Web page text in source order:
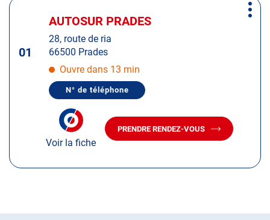
ENTRÉE
01
Centre
:
AUTOSUR PRADES
28, route de ria
66500 Prades
Ouvre dans 13 min
N° de téléphone
AFFICHER
TÉLÉPHONE
PRADES
Voir la fiche
PRENDRE RENDEZ-VOUS
AVEC
Plus